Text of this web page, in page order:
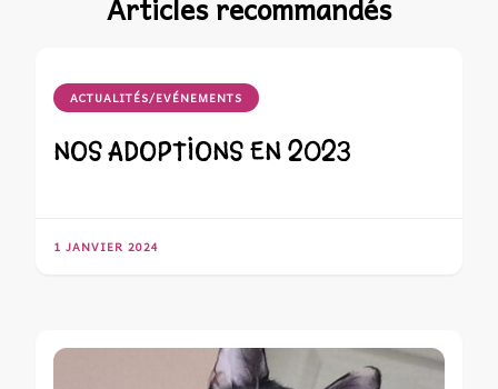
ACTUALITÉS/EVÉNEMENTS
NOS ADOPTIONS EN 2023
1 JANVIER 2024